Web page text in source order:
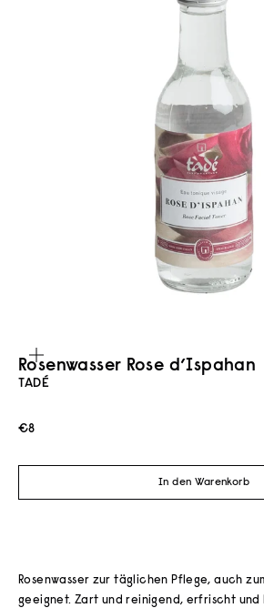
Rosenwasser Rose d’Ispahan
TADÉ
Angebot
€8
In den Warenkorb
Rosenwasser zur täglichen Pflege, auch
geeignet. Zart und reinigend, erfrischt